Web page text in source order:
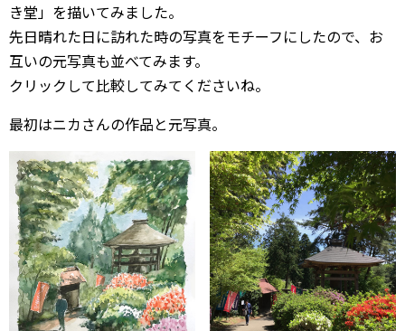
き堂」を描いてみました。
先日晴れた日に訪れた時の写真をモチーフにしたので、お
互いの元写真も並べてみます。
クリックして比較してみてくださいね。
最初はニカさんの作品と元写真。